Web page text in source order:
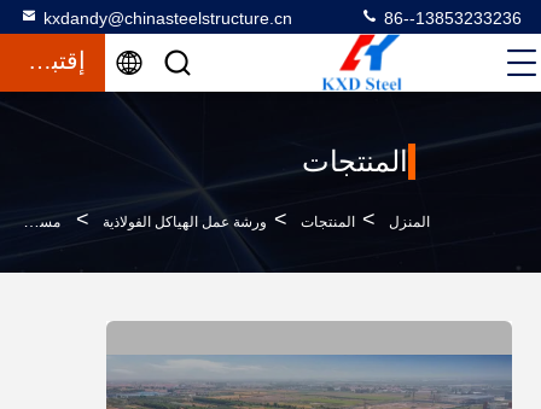
kxdandy@chinasteelstructure.cn 86--13853233236
إقتباس
المنتجات
المنزل > المنتجات > ورشة عمل الهياكل الفولاذية > مستودع صناعي ورشة عمل هيكل فولاذية مصنوعة مسبقا لبناء المصانع